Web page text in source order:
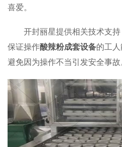
喜爱。
开封丽星提供相关技术支
保证操作酸辣粉成套设备的工
避免因为操作不当引发安全事故